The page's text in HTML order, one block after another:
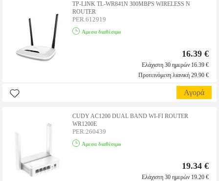
TP-LINK TL-WR841N 300MBPS WIRELESS N
ROUTER
PER.612919
Αμεσα διαθέσιμο
16.39 €
Ελάχιστη 30 ημερών 16.39 €
Προτεινόμενη λιανική 29.90 €
Αγορά
CUDY AC1200 DUAL BAND WI-FI ROUTER
WR1200E
PER.260439
Αμεσα διαθέσιμο
19.34 €
Ελάχιστη 30 ημερών 19.20 €